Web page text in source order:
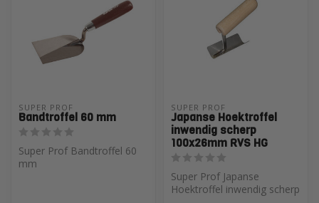
SUPER PROF
Bandtroffel 60 mm
Super Prof Bandtroffel 60
mm
SUPER PROF
Japanse Hoektroffel
inwendig scherp
100x26mm RVS HG
Super Prof Japanse
Hoektroffel inwendig scherp